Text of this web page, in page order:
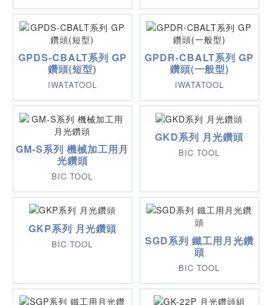
GPDS-CBALT系列 GP
鑽頭(短型)
IWATATOOL
GPDR-CBALT系列 GP
鑽頭(一般型)
IWATATOOL
GM-S系列 機械加工用月
光鑽頭
BIC TOOL
GKD系列 月光鑽頭
BIC TOOL
GKP系列 月光鑽頭
BIC TOOL
SGD系列 鐵工用月光鑽
頭
BIC TOOL